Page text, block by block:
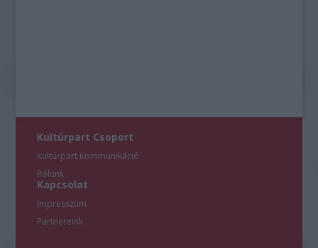
Kultúrpart Csoport
Kultúrpart Kommunikáció
Rólunk
Kapcsolat
Impresszum
Partnereink